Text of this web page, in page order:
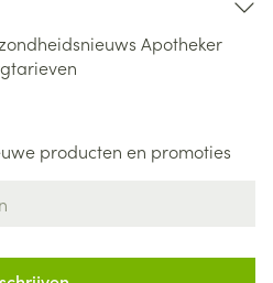
Apotheker
producten en promoties